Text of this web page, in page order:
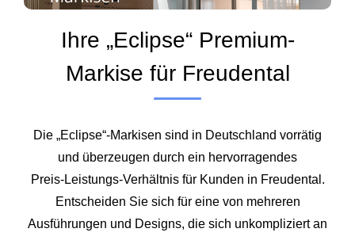
Ihre „Eclipse“ Premium-
Markise für Freudental
Die „Eclipse“-Markisen sind in Deutschland vorrätig
und überzeugen durch ein hervorragendes
Preis‑Leistungs‑Verhältnis für Kunden in Freudental.
Entscheiden Sie sich für eine von mehreren
Ausführungen und Designs, die sich unkompliziert an